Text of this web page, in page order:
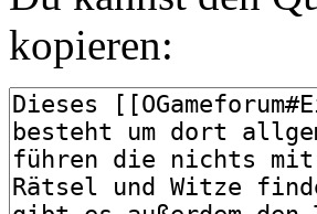
kopieren: